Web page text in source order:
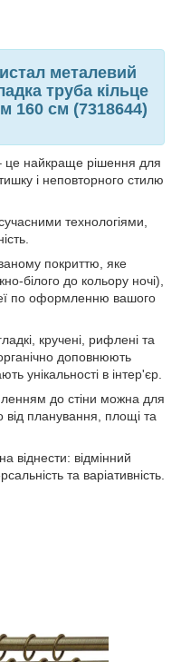
металевий
труба кільце
160 см (7318644)
це найкраще рішення для
і неповторного стилю
технологіями,
покриттю, яке
білого до кольору ночі),
по оформленню вашого
кручені, рифлені та
доповнюють
унікальності в інтер'єр.
до стіни можна для
планування, площі та
віднести: відмінний
та варіативність.